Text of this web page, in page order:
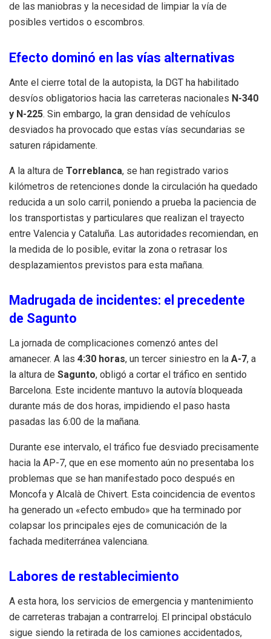
de las maniobras y la necesidad de limpiar la vía de
posibles vertidos o escombros.
Efecto dominó en las vías alternativas
Ante el cierre total de la autopista, la DGT ha habilitado
desvíos obligatorios hacia las carreteras nacionales N-340
y N-225. Sin embargo, la gran densidad de vehículos
desviados ha provocado que estas vías secundarias se
saturen rápidamente.
A la altura de Torreblanca, se han registrado varios
kilómetros de retenciones donde la circulación ha quedado
reducida a un solo carril, poniendo a prueba la paciencia de
los transportistas y particulares que realizan el trayecto
entre Valencia y Cataluña. Las autoridades recomiendan, en
la medida de lo posible, evitar la zona o retrasar los
desplazamientos previstos para esta mañana.
Madrugada de incidentes: el precedente
de Sagunto
La jornada de complicaciones comenzó antes del
amanecer. A las 4:30 horas, un tercer siniestro en la A-7, a
la altura de Sagunto, obligó a cortar el tráfico en sentido
Barcelona. Este incidente mantuvo la autovía bloqueada
durante más de dos horas, impidiendo el paso hasta
pasadas las 6:00 de la mañana.
Durante ese intervalo, el tráfico fue desviado precisamente
hacia la AP-7, que en ese momento aún no presentaba los
problemas que se han manifestado poco después en
Moncofa y Alcalà de Chivert. Esta coincidencia de eventos
ha generado un «efecto embudo» que ha terminado por
colapsar los principales ejes de comunicación de la
fachada mediterránea valenciana.
Labores de restablecimiento
A esta hora, los servicios de emergencia y mantenimiento
de carreteras trabajan a contrarreloj. El principal obstáculo
sigue siendo la retirada de los camiones accidentados,